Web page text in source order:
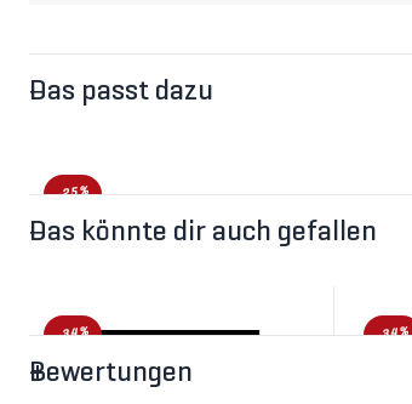
Das passt dazu
-25%
Das könnte dir auch gefallen
-34% -34%
Bewertungen